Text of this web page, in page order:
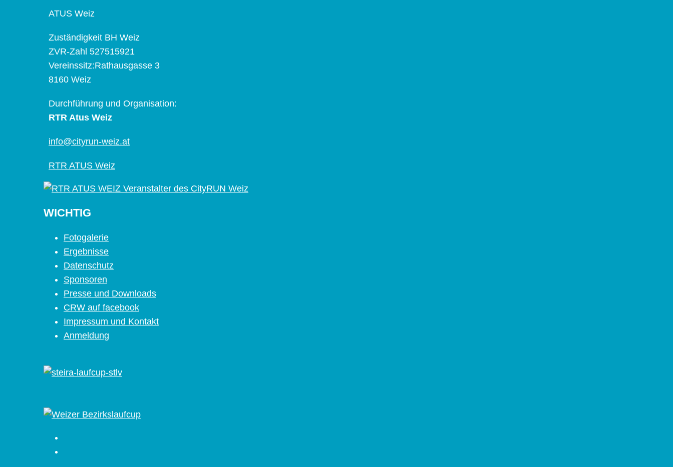
ATUS Weiz
Zuständigkeit BH Weiz
ZVR-Zahl 527515921
Vereinssitz:Rathausgasse 3
8160 Weiz
Durchführung und Organisation:
RTR Atus Weiz
info@cityrun-weiz.at
RTR ATUS Weiz
WICHTIG
Fotogalerie
Ergebnisse
Datenschutz
Sponsoren
Presse und Downloads
CRW auf facebook
Impressum und Kontakt
Anmeldung